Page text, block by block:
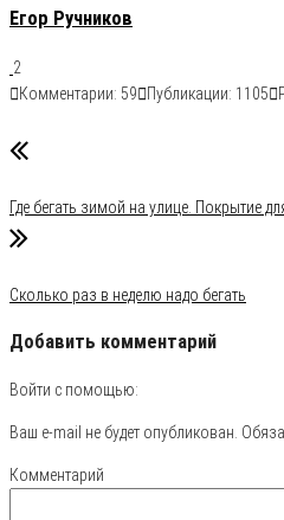
Егор Ручников
2
Комментарии: 59
Публикации: 1105
Где бегать зимой на улице. Покрытие
Сколько раз в неделю надо бегать
Добавить комментарий
Войти с помощью:
Ваш e-mail не будет опубликован.
Комментарий